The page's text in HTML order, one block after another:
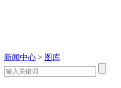
新闻中心 > 图库